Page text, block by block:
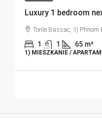
Luxury 1 bedroom
Tonle Bassac, 1) Phnom
1 1 65 m²
1) MIESZKANIE /